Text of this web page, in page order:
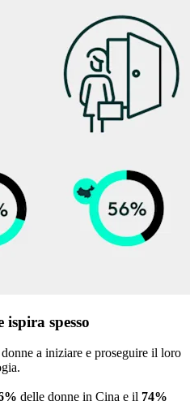
spesso
a iniziare e proseguire il loro
delle donne in Cina e il 74%